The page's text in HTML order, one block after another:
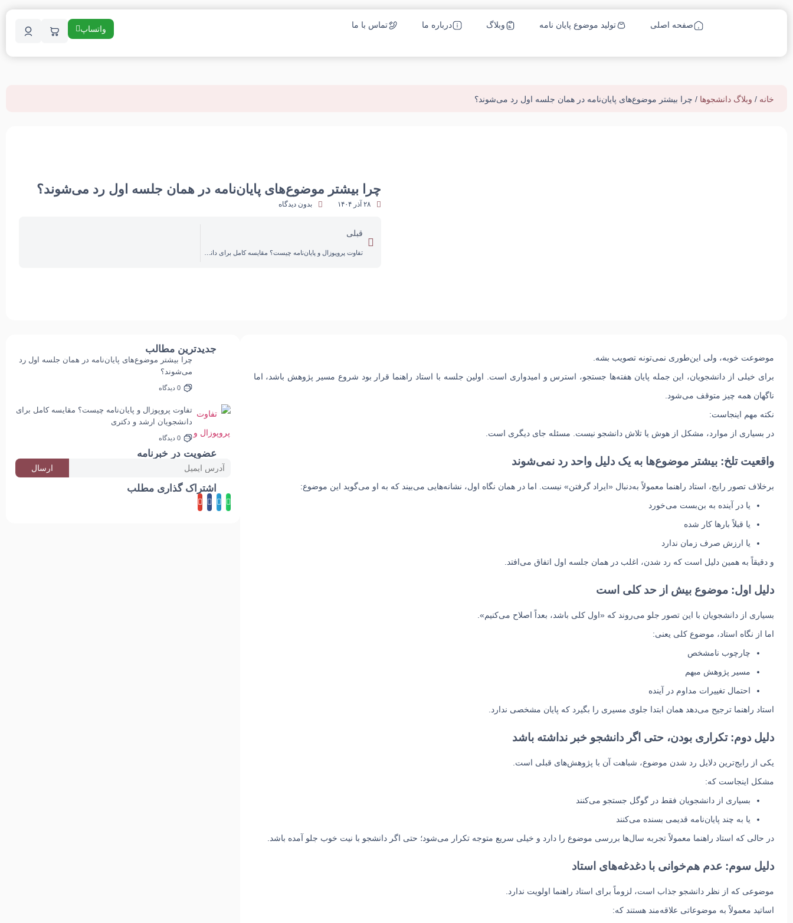
صفحه اصلی تولید موضوع پایان نامه وبلاگ درباره ما تماس با ما واتساپ
خانه / وبلاگ دانشجوها / چرا بیشتر موضوع‌های پایان‌نامه در همان جلسه اول رد می‌شوند؟
چرا بیشتر موضوع‌های پایان‌نامه در همان جلسه اول رد می‌شوند؟
۲۸ آذر ۱۴۰۴ بدون دیدگاه
قبلی
موضوعت خوبه، ولی این‌طوری نمی‌تونه تصویب بشه.
برای خیلی از دانشجویان، این جمله پایان هفته‌ها جستجو، استرس و امیدواری است. اولین جلسه با استاد راهنما قرار بود شروع مسیر پژوهش باشد، اما
ناگهان همه چیز متوقف می‌شود.
نکته مهم اینجاست:
در بسیاری از موارد، مشکل از هوش یا تلاش دانشجو نیست . مسئله جای دیگری است.
واقعیت تلخ: بیشتر موضوع‌ها به یک دلیل واحد رد نمی‌شوند
برخلاف تصور رایج، استاد راهنما معمولاً به‌دنبال «ایراد گرفتن» نیست. اما در همان نگاه اول، نشانه‌هایی می‌بیند که به او می‌گوید این موضوع:
یا در آینده به بن‌بست می‌خورد
یا قبلاً بارها کار شده
یا ارزش صرف زمان ندارد
و دقیقاً به همین دلیل است که رد شدن، اغلبدر همان جلسه اول اتفاق می‌افتد.
دلیل اول: موضوع بیش از حد کلی است
بسیاری از دانشجویان با این تصور جلو می‌روند که «اول کلی باشد، بعداً اصلاح می‌کنیم».
اما از نگاه استاد، موضوع کلی یعنی:
چارچوب نامشخص
مسیر پژوهش مبهم
احتمال تغییرات مداوم در آینده
استاد راهنما ترجیح می‌دهد همان ابتدا جلوی مسیری را بگیرد که پایان مشخصی ندارد.
دلیل دوم: تکراری بودن، حتی اگر دانشجو خبر نداشته باشد
یکی از رایج‌ترین دلایل رد شدن موضوع، شباهت آن با پژوهش‌های قبلی است.
مشکل اینجاست که:
بسیاری از دانشجویان فقط در گوگل جستجو می‌کنند
یا به چند پایان‌نامه قدیمی بسنده می‌کنند
در حالی که استاد راهنما معمولاً تجربه سال‌ها بررسی موضوع را دارد و خیلی سریع متوجه تکرار می‌شود؛ حتی اگر دانشجو با نیت خوب جلو آمده باشد.
دلیل سوم: عدم هم‌خوانی با دغدغه‌های استاد
موضوعی که از نظر دانشجو جذاب است، لزوماً برای استاد راهنما اولویت ندارد.
اساتید معمولاً به موضوعاتی علاقه‌مند هستند که:
جدیدترین مطالب
چرا بیشتر موضوع‌های پایان‌نامه در همان جلسه اول رد
می‌شوند؟
0 دیدگاه
تفاوت پروپوزال و پایان‌نامه چیست؟ مقایسه کامل برای
دانشجویان ارشد و دکتری
0 دیدگاه
عضویت در خبرنامه
ارسال
اشتراک گذاری مطلب